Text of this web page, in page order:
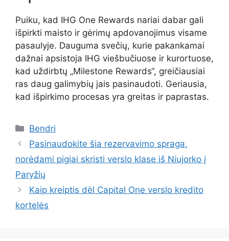
Puiku, kad IHG One Rewards nariai dabar gali
išpirkti maisto ir gėrimų apdovanojimus visame
pasaulyje. Dauguma svečių, kurie pakankamai
dažnai apsistoja IHG viešbučiuose ir kurortuose,
kad uždirbtų „Milestone Rewards“, greičiausiai
ras daug galimybių jais pasinaudoti. Geriausia,
kad išpirkimo procesas yra greitas ir paprastas.
Kategorijos
Bendri
Pasinaudokite šia rezervavimo spraga,
norėdami pigiai skristi verslo klase iš Niujorko į
Paryžių
Kaip kreiptis dėl Capital One verslo kredito
kortelės